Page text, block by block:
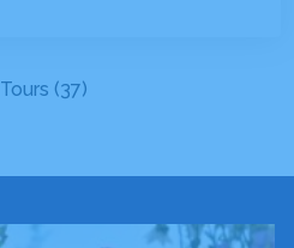
Tours (37)